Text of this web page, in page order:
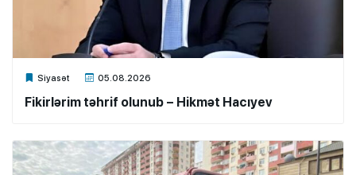
Siyasət 05.08.2026
Xalq.Online
Fikirlərim təhrif olunub – Hikmət Hacıyev